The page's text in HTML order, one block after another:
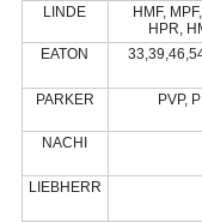
LINDE
HMF,
HPR,
EATON
PARKER PVP,
NACHI
LIEBHERR